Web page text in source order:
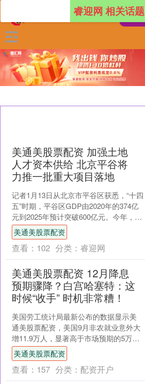
睿迎网 相关话题
美通美股票配资 加强土地
人才资本供给 北京平谷将
力推一批重大项目落地
记者1月13日从北京市平谷区获悉，“十四
五”时期，平谷区GDP由2020年的374亿
元到2025年预计突破600亿元。今年，平
谷区将继续围绕“农业高科技、物流大....
美通美股票配资
查看： 102 分类： 睿迎网
美通美股票配资 12月降息
预期骤降？白宫哈塞特：这
时候“收手” 时机非常糟！
美国劳工统计局最新公布的数据显示美
通美股票配资，美国9月非农就业意外大
增11.9万人，显著高于市场预期的5万
人。这在一定程度上增加了美联储下个
月不降息的可能性。....
美通美股票配资
查看： 157 分类： 配资开户